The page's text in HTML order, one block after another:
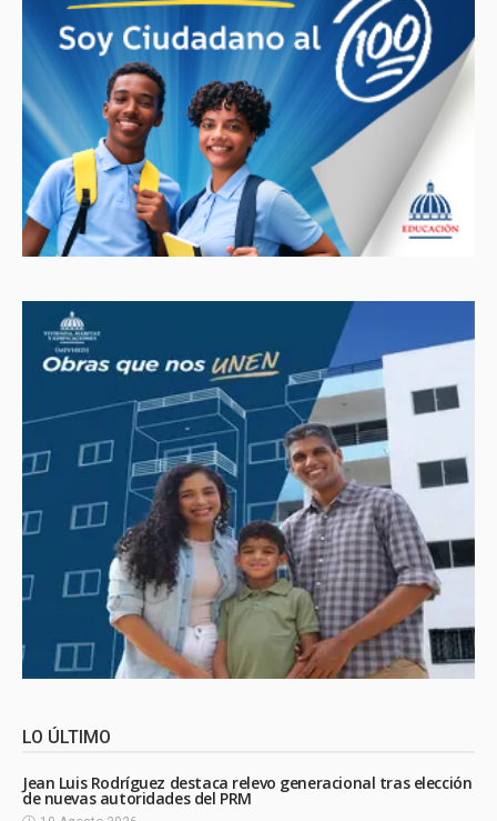
LO ÚLTIMO
Jean Luis Rodríguez destaca relevo generacional tras elección
de nuevas autoridades del PRM